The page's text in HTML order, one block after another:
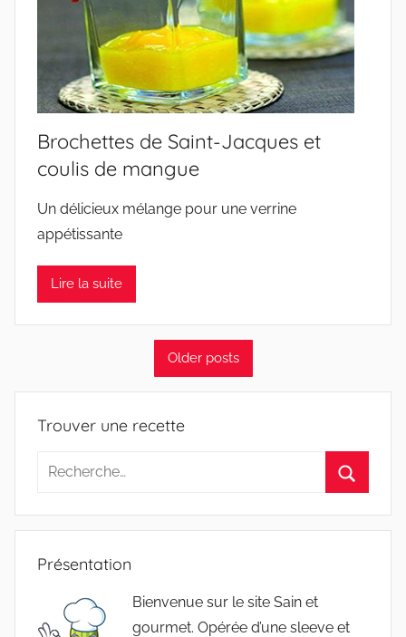
Brochettes de Saint-Jacques et
coulis de mangue
Un délicieux mélange pour une verrine
appétissante
Lire la suite
Older posts
Trouver une recette
Recherche
:
Présentation
Bienvenue sur le site Sain et
gourmet. Opérée d’une sleeve et